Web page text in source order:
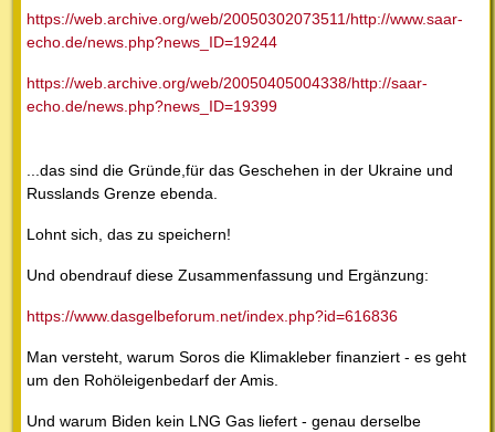
https://web.archive.org/web/20050302073511/http://www.saar-
echo.de/news.php?news_ID=19244
https://web.archive.org/web/20050405004338/http://saar-
echo.de/news.php?news_ID=19399
...das sind die Gründe,für das Geschehen in der Ukraine und
Russlands Grenze ebenda.
Lohnt sich, das zu speichern!
Und obendrauf diese Zusammenfassung und Ergänzung:
https://www.dasgelbeforum.net/index.php?id=616836
Man versteht, warum Soros die Klimakleber finanziert - es geht
um den Rohöleigenbedarf der Amis.
Und warum Biden kein LNG Gas liefert - genau derselbe